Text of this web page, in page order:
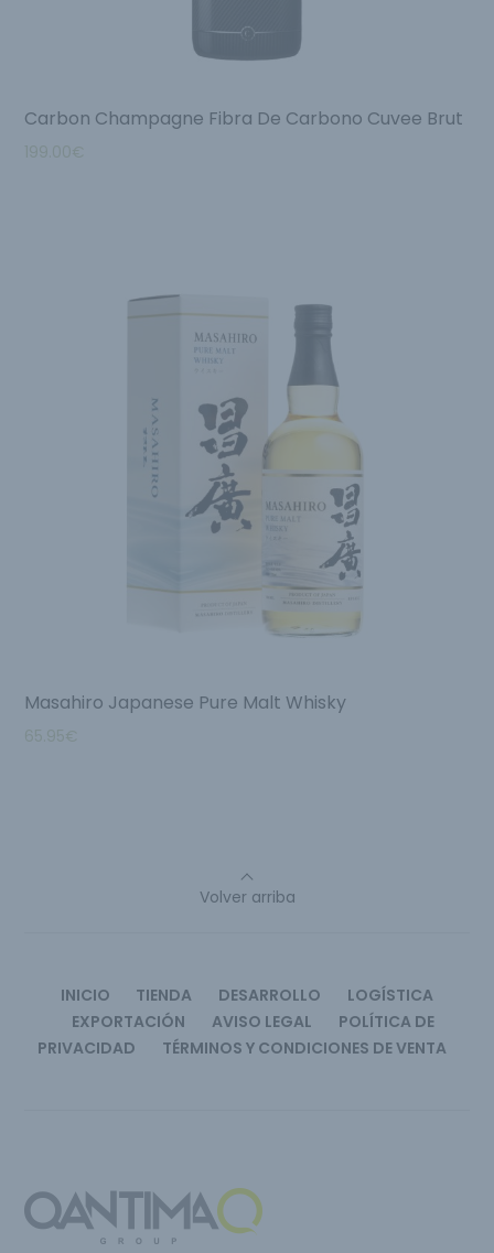
Carbon Champagne Fibra De Carbono Cuvee Brut
199.00€
Masahiro Japanese Pure Malt Whisky
65.95€
Volver arriba
INICIO TIENDA DESARROLLO
LOGÍSTICA
EXPORTACIÓN
AVISO LEGAL
POLÍTICA DE
PRIVACIDAD
TÉRMINOS Y CONDICIONES DE VENTA